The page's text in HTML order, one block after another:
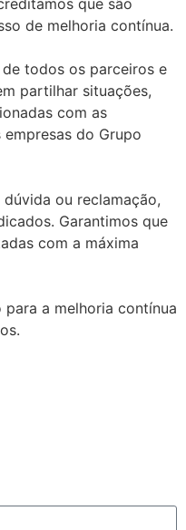
que são
de melhoria contínua.
todos os parceiros e
partilhar situações,
com as
do Grupo
ou reclamação,
Garantimos que
com a máxima
a melhoria contínua